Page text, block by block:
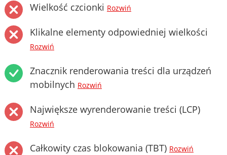
Wielkość czcionki Rozwiń
Klikalne elementy odpowiedniej wielkości
Rozwiń
Znacznik renderowania treści dla urządzeń
mobilnych Rozwiń
Największe wyrenderowanie treści (LCP)
Rozwiń
Całkowity czas blokowania (TBT) Rozwiń